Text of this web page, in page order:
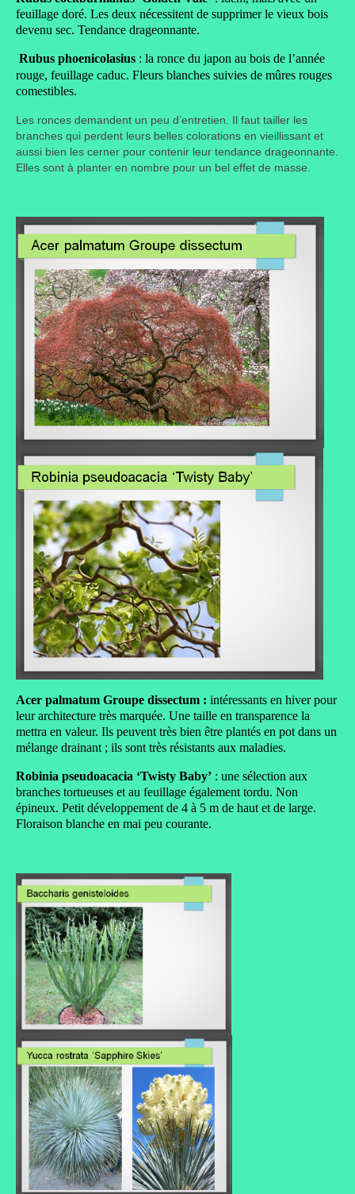
feuillage doré. Les deux nécessitent de supprimer le vieux bois
devenu sec. Tendance drageonnante.
Rubus phoenicolasius : la ronce du japon au bois de l’année
rouge, feuillage caduc. Fleurs blanches suivies de mûres rouges
comestibles.
Les ronces demandent un peu d’entretien. Il faut tailler les
branches qui perdent leurs belles colorations en vieillissant et
aussi bien les cerner pour contenir leur tendance drageonnante.
Elles sont à planter en nombre pour un bel effet de masse.
Acer palmatum Groupe dissectum : intéressants en hiver pour
leur architecture très marquée. Une taille en transparence la
mettra en valeur. Ils peuvent très bien être plantés en pot dans un
mélange drainant ; ils sont très résistants aux maladies.
Robinia pseudoacacia ‘Twisty Baby’ : une sélection aux
branches tortueuses et au feuillage également tordu. Non
épineux. Petit développement de 4 à 5 m de haut et de large.
Floraison blanche en mai peu courante.